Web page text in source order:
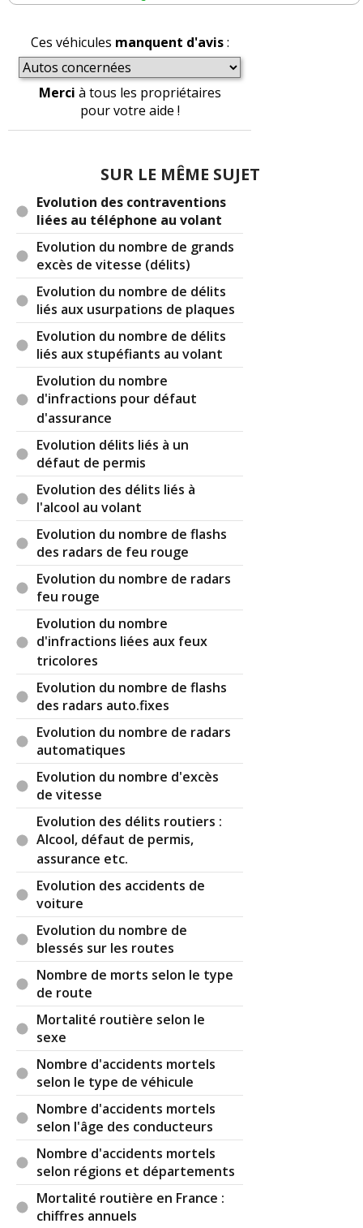
;-)
Réagir à ce commentaire
(Votre post sera visible sous le commentaire)
Ces véhicules manquent d'avis:
Merci à tous les propriétaires
pour votre aide !
SUR LE MÊME SUJET
Evolution des contraventions
liées au téléphone au volant
Evolution du nombre de grands
excès de vitesse (délits)
Evolution du nombre de délits
liés aux usurpations de plaques
Evolution du nombre de délits
liés aux stupéfiants au volant
Evolution du nombre
d'infractions pour défaut
d'assurance
Evolution délits liés à un
défaut de permis
Evolution des délits liés à
l'alcool au volant
Evolution du nombre de flashs
des radars de feu rouge
Evolution du nombre de radars
feu rouge
Evolution du nombre
d'infractions liées aux feux
tricolores
Evolution du nombre de flashs
des radars auto.fixes
Evolution du nombre de radars
automatiques
Evolution du nombre d'excès
de vitesse
Evolution des délits routiers :
Alcool, défaut de permis,
assurance etc.
Evolution des accidents de
voiture
Evolution du nombre de
blessés sur les routes
Nombre de morts selon le type
de route
Mortalité routière selon le
sexe
Nombre d'accidents mortels
selon le type de véhicule
Nombre d'accidents mortels
selon l'âge des conducteurs
Nombre d'accidents mortels
selon régions et départements
Mortalité routière en France :
chiffres annuels